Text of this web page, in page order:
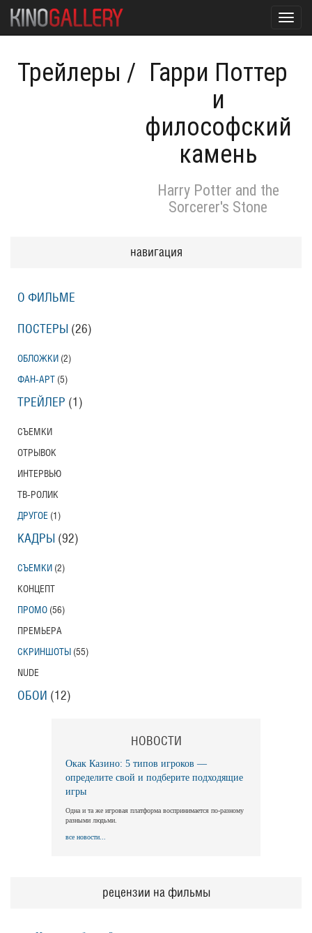
Трейлеры / Гарри Поттер
и
философский
камень
Harry Potter and the
Sorcerer's Stone
навигация
О ФИЛЬМЕ
ПОСТЕРЫ (26)
ОБЛОЖКИ (2)
ФАН-АРТ (5)
ТРЕЙЛЕР (1)
СЪЕМКИ
ОТРЫВОК
ИНТЕРВЬЮ
ТВ-РОЛИК
ДРУГОЕ (1)
КАДРЫ (92)
СЪЕМКИ (2)
КОНЦЕПТ
ПРОМО (56)
ПРЕМЬЕРА
СКРИНШОТЫ (55)
NUDE
ОБОИ (12)
НОВОСТИ
Окак Казино: 5 типов игроков —
определите свой и подберите подходящие
игры
Одна и та же игровая платформа воспринимается по-разному
разными людьми.
все новости...
рецензии на фильмы